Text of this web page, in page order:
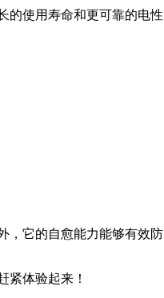
的使用寿命和更可靠的电性
，它的自愈能力能够有效防
紧体验起来！